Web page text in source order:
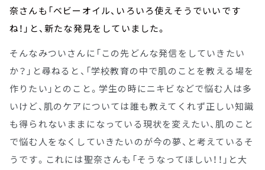
奈さんも「ベビーオイル、いろいろ使えそうでいいです
ね！」と、新たな発見をしていました。
そんなみついさんに「この先どんな発信をしていきたい
か？」と尋ねると、「学校教育の中で肌のことを教える場を
作りたい」とのこと。学生の時にニキビなどで悩む人は多
いけど、肌のケアについては誰も教えてくれず正しい知識
も得られないままになっている現状を変えたい、肌のこと
で悩む人をなくしていきたいのが今の夢、と考えているそ
うです。これには聖奈さんも「そうなってほしい！！」と大